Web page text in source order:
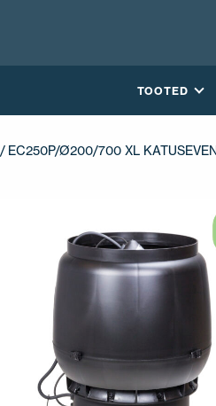
TOOTED
LT UK
/ EC250P/Ø200/700 XL